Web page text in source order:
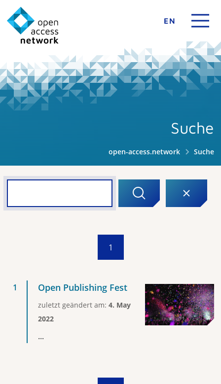
EN
Suche
open-access.network Suche
1
Open Publishing Fest
zuletzt geändert am: 4. May
2022
...